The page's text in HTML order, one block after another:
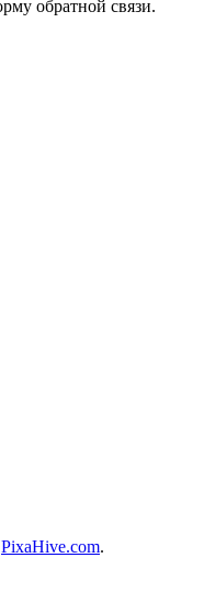
обратной связи.
PixaHive.com.